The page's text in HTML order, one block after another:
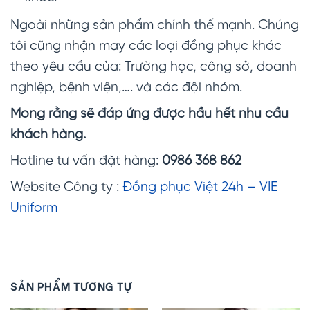
Ngoài những sản phẩm chính thế mạnh. Chúng
tôi cũng nhận may các loại đồng phục khác
theo yêu cầu của: Trường học, công sở, doanh
nghiệp, bệnh viện,…. và các đội nhóm.
Mong rằng sẽ đáp ứng được hầu hết nhu cầu
khách hàng.
Hotline tư vấn đặt hàng: 0986 368 862
Website Công ty : Đồng phục Việt 24h – VIE
Uniform
SẢN PHẨM TƯƠNG TỰ